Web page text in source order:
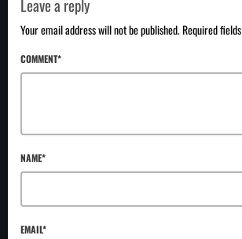
Leave a reply
Your email address will not be published. Required
COMMENT*
NAME*
EMAIL*